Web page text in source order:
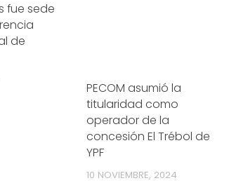
fue sede
de
PECOM asumió la
titularidad como
operador de la
concesión El Trébol de
YPF
10 NOVIEMBRE, 2024